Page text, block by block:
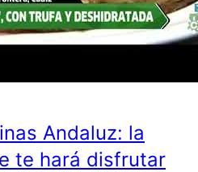
Andaluz: la
te hará disfrutar